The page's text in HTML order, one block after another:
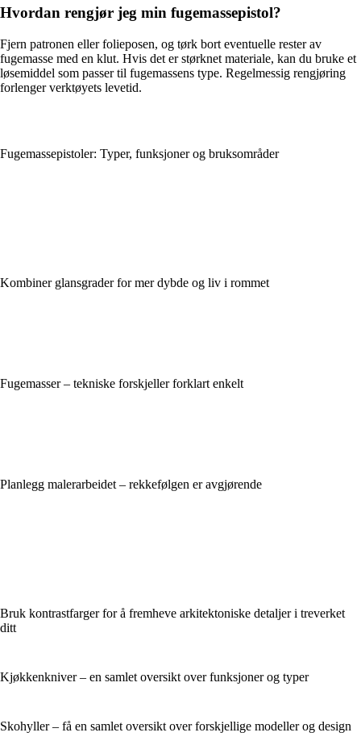
Hvordan rengjør jeg min fugemassepistol?
Fjern patronen eller folieposen, og tørk bort eventuelle rester av
fugemasse med en klut. Hvis det er størknet materiale, kan du bruke et
løsemiddel som passer til fugemassens type. Regelmessig rengjøring
forlenger verktøyets levetid.
Fugemassepistoler: Typer, funksjoner og bruksområder
Kombiner glansgrader for mer dybde og liv i rommet
Fugemasser – tekniske forskjeller forklart enkelt
Planlegg malerarbeidet – rekkefølgen er avgjørende
Bruk kontrastfarger for å fremheve arkitektoniske detaljer i treverket
ditt
Kjøkkenkniver – en samlet oversikt over funksjoner og typer
Skohyller – få en samlet oversikt over forskjellige modeller og design